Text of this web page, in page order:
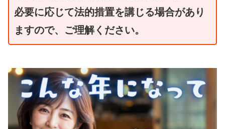
必要に応じて法的措置を講じる場合があり
ますので、ご理解ください。